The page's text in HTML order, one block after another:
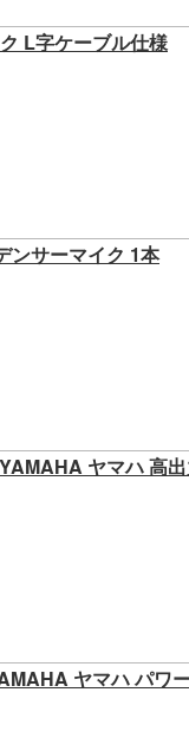
L字ケーブル仕様
ンサーマイク 1本
ヤマハ 高
ヤマハ パワ